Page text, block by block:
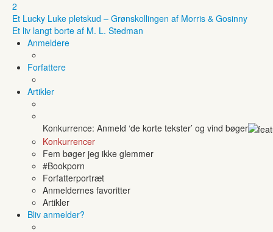
2
Et Lucky Luke pletskud – Grønskollingen af Morris & Gosinny
Et liv langt borte af M. L. Stedman
Anmeldere
Forfattere
Artikler
Konkurrence: Anmeld ‘de korte tekster’ og vind bøger
Konkurrencer
Fem bøger jeg ikke glemmer
#Bookporn
Forfatterportræt
Anmeldernes favoritter
Artikler
Bliv anmelder?